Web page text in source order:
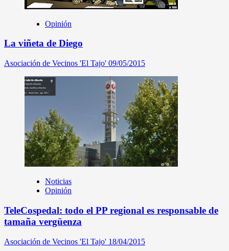
Opinión
La viñeta de Diego
Asociación de Vecinos 'El Tajo' 09/05/2015
Noticias
Opinión
TeleCospedal: todo el PP regional es responsable de
tamaña vergüenza
Asociación de Vecinos 'El Tajo' 18/04/2015